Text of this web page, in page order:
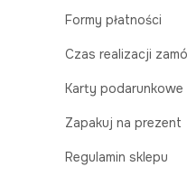
Formy płatności
Czas realizacji
Karty podarunkowe
Zapakuj na prezent
Regulamin sklepu